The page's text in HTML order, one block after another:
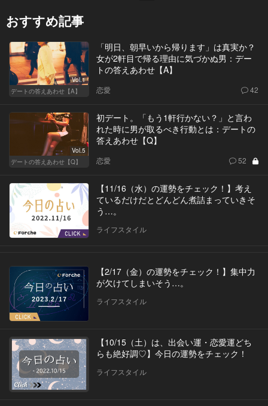
おすすめ記事
Vol.1
デートの答えあわせ【A】
「明日、朝早いから帰ります」は真実か？
女が2軒目で帰る理由に気づかぬ男：デー
トの答えあわせ【A】
恋愛 42
Vol.5
デートの答えあわせ【Q】
初デート。「もう1軒行かない？」と言わ
れた時に男が取るべき行動とは：デートの
答えあわせ【Q】
恋愛 52
【11/16（水）の運勢をチェック！】考え
ているだけだとどんどん煮詰まっていきそ
う…。
ライフスタイル
【2/17（金）の運勢をチェック！】集中力
が欠けてしまいそう…。
ライフスタイル
【10/15（土）は、出会い運・恋愛運どち
らも絶好調♡】今日の運勢をチェック！
ライフスタイル